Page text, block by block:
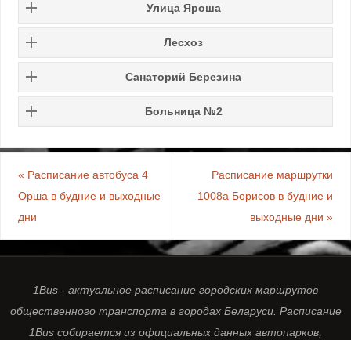
Улица Яроша
Лесхоз
Санаторий Березина
Больница №2
« Расписание автобуса 4
Орша в будние и выходные
дни
Расписание маршрутки
1008а Борисов в будние и
выходные дни»
1Bus - актуальное расписание городских маршрутов
общественного транспорта в городах Беларуси. Расписание
1Bus собирается из официальных данных автопарков,